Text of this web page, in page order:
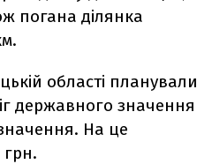
погана ділянка
області планували
державного значення
На це